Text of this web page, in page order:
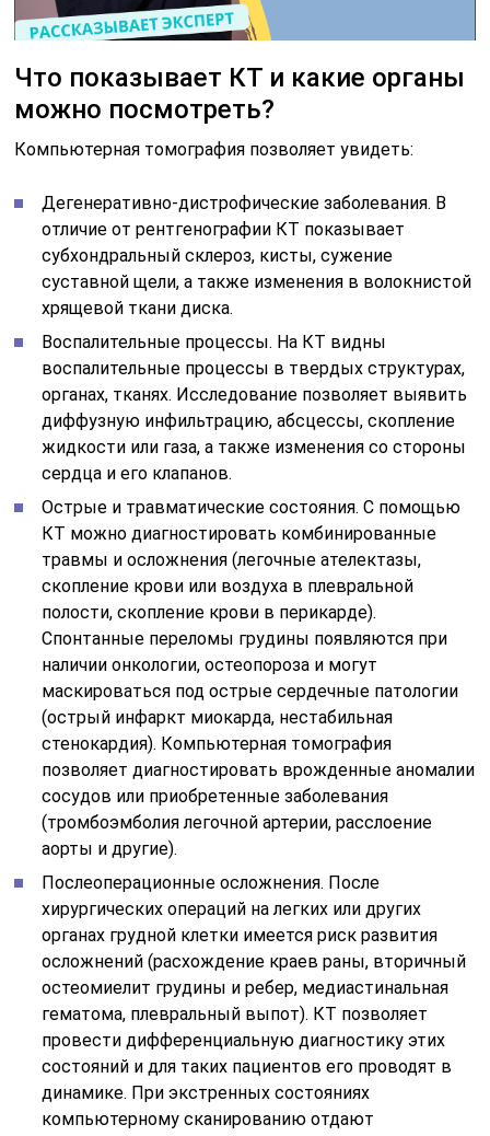
Что показывает КТ и какие органы
можно посмотреть?
Компьютерная томография позволяет увидеть:
Дегенеративно-дистрофические заболевания. В
отличие от рентгенографии КТ показывает
субхондральный склероз, кисты, сужение
суставной щели, а также изменения в волокнистой
хрящевой ткани диска.
Воспалительные процессы. На КТ видны
воспалительные процессы в твердых структурах,
органах, тканях. Исследование позволяет выявить
диффузную инфильтрацию, абсцессы, скопление
жидкости или газа, а также изменения со стороны
сердца и его клапанов.
Острые и травматические состояния. С помощью
КТ можно диагностировать комбинированные
травмы и осложнения (легочные ателектазы,
скопление крови или воздуха в плевральной
полости, скопление крови в перикарде).
Спонтанные переломы грудины появляются при
наличии онкологии, остеопороза и могут
маскироваться под острые сердечные патологии
(острый инфаркт миокарда, нестабильная
стенокардия). Компьютерная томография
позволяет диагностировать врожденные аномалии
сосудов или приобретенные заболевания
(тромбоэмболия легочной артерии, расслоение
аорты и другие).
Послеоперационные осложнения. После
хирургических операций на легких или других
органах грудной клетки имеется риск развития
осложнений (расхождение краев раны, вторичный
остеомиелит грудины и ребер, медиастинальная
гематома, плевральный выпот). КТ позволяет
провести дифференциальную диагностику этих
состояний и для таких пациентов его проводят в
динамике. При экстренных состояниях
компьютерному сканированию отдают